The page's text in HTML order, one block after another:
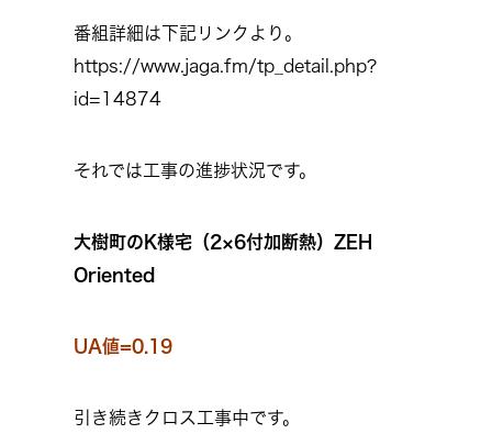
番組詳細は下記リンクより。
https://www.jaga.fm/tp_detail.php?
id=14874
それでは工事の進捗状況です。
大樹町のK様宅（2×6付加断熱）ZEH
Oriented
UA値=0.19
引き続きクロス工事中です。